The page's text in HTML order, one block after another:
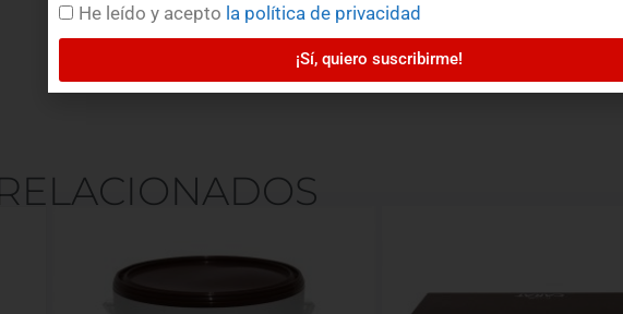
He leído y acepto la política de privacidad
¡Sí, quiero suscribirme!